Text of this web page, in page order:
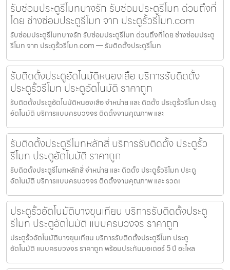
รับซ่อมประตูรีโมทบางรัก รับซ่อมประตูรีโมท ด่วนถึงที่
โดย ช่างซ่อมประตูรีโมท จาก ประตูรั้วรีโมท.com
รับซ่อมประตูรีโมทบางรัก รับซ่อมประตูรีโมท ด่วนถึงที่โดย ช่างซ่อมประตู
รีโมท จาก ประตูรั้วรีโมท.com — รับติดตั้งประตูรีโมท
รับติดตั้งประตูอัตโนมัติหนองเสือ บริการรับติดตั้ง
ประตูรั้วรีโมท ประตูอัตโนมัติ ราคาถูก
รับติดตั้งประตูอัตโนมัติหนองเสือ จำหน่าย และ ติดตั้ง ประตูรั้วรีโมท ประตู
อัตโนมัติ บริการแบบครบวงจร ติดตั้งงานคุณภาพ และ
รับติดตั้งประตูรีโมทหลักสี่ บริการรับติดตั้ง ประตูรั้ว
รีโมท ประตูอัตโนมัติ ราคาถูก
รับติดตั้งประตูรีโมทหลักสี่ จำหน่าย และ ติดตั้ง ประตูรั้วรีโมท ประตู
อัตโนมัติ บริการแบบครบวงจร ติดตั้งงานคุณภาพ และ รวดเ
ประตูรั้วอัตโนมัติบางขุนเทียน บริการรับติดตั้งประตู
รีโมท ประตูอัตโนมัติ แบบครบวงจร ราคาถูก
ประตูรั้วอัตโนมัติบางขุนเทียน บริการรับติดตั้งประตูรีโมท ประตู
อัตโนมัติ แบบครบวงจร ราคาถูก พร้อมประกันมอเตอร์ 5 ปี อะไหล